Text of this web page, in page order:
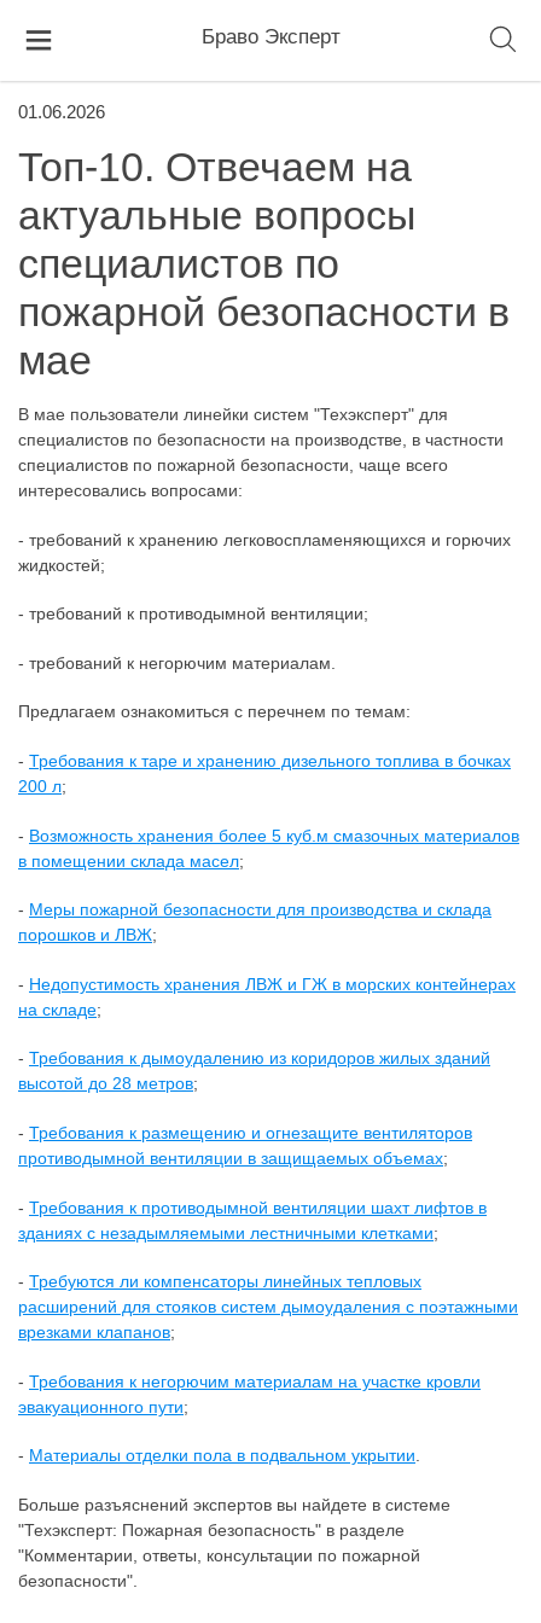
Браво Эксперт
01.06.2026
Топ-10. Отвечаем на
актуальные вопросы
специалистов по
пожарной безопасности в
мае
В мае пользователи линейки систем "Техэксперт" для
специалистов по безопасности на производстве, в частности
специалистов по пожарной безопасности, чаще всего
интересовались вопросами:
- требований к хранению легковоспламеняющихся и горючих
жидкостей;
- требований к противодымной вентиляции;
- требований к негорючим материалам.
Предлагаем ознакомиться с перечнем по темам:
- Требования к таре и хранению дизельного топлива в бочках
200 л;
- Возможность хранения более 5 куб.м смазочных материалов
в помещении склада масел;
- Меры пожарной безопасности для производства и склада
порошков и ЛВЖ;
- Недопустимость хранения ЛВЖ и ГЖ в морских контейнерах
на складе;
- Требования к дымоудалению из коридоров жилых зданий
высотой до 28 метров;
- Требования к размещению и огнезащите вентиляторов
противодымной вентиляции в защищаемых объемах;
- Требования к противодымной вентиляции шахт лифтов в
зданиях с незадымляемыми лестничными клетками;
- Требуются ли компенсаторы линейных тепловых
расширений для стояков систем дымоудаления с поэтажными
врезками клапанов;
- Требования к негорючим материалам на участке кровли
эвакуационного пути;
- Материалы отделки пола в подвальном укрытии.
Больше разъяснений экспертов вы найдете в системе
"Техэксперт: Пожарная безопасность" в разделе
"Комментарии, ответы, консультации по пожарной
безопасности".